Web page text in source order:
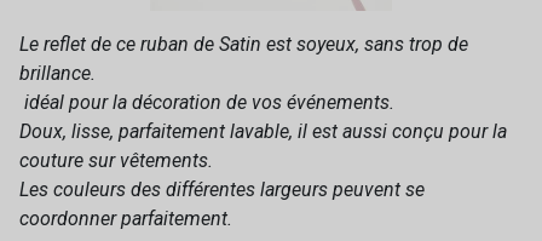
Le reflet de ce ruban de Satin est soyeux, sans trop de
brillance.
idéal pour la décoration de vos événements.
Doux, lisse, parfaitement lavable, il est aussi conçu pour la
couture sur vêtements.
Les couleurs des différentes largeurs peuvent se
coordonner parfaitement.